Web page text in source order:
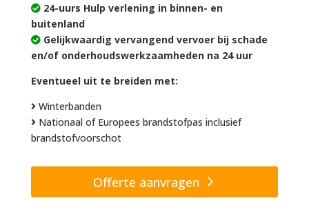
24-uurs Hulp verlening in binnen- en
buitenland
Gelijkwaardig vervangend vervoer bij schade
en/of onderhoudswerkzaamheden na 24 uur
Eventueel uit te breiden met:
Winterbanden
Nationaal of Europees brandstofpas inclusief
brandstofvoorschot
Offerte aanvragen